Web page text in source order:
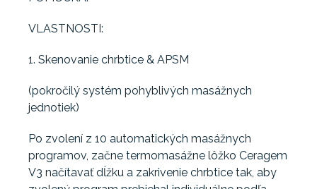
VLASTNOSTI:
1. Skenovanie chrbtice & APSM
(pokročilý systém pohyblivých masážnych
jednotiek)
Po zvolení z 10 automatických masážnych
programov, začne termomasážne lôžko Ceragem
V3 načítavať dĺžku a zakrivenie chrbtice tak, aby